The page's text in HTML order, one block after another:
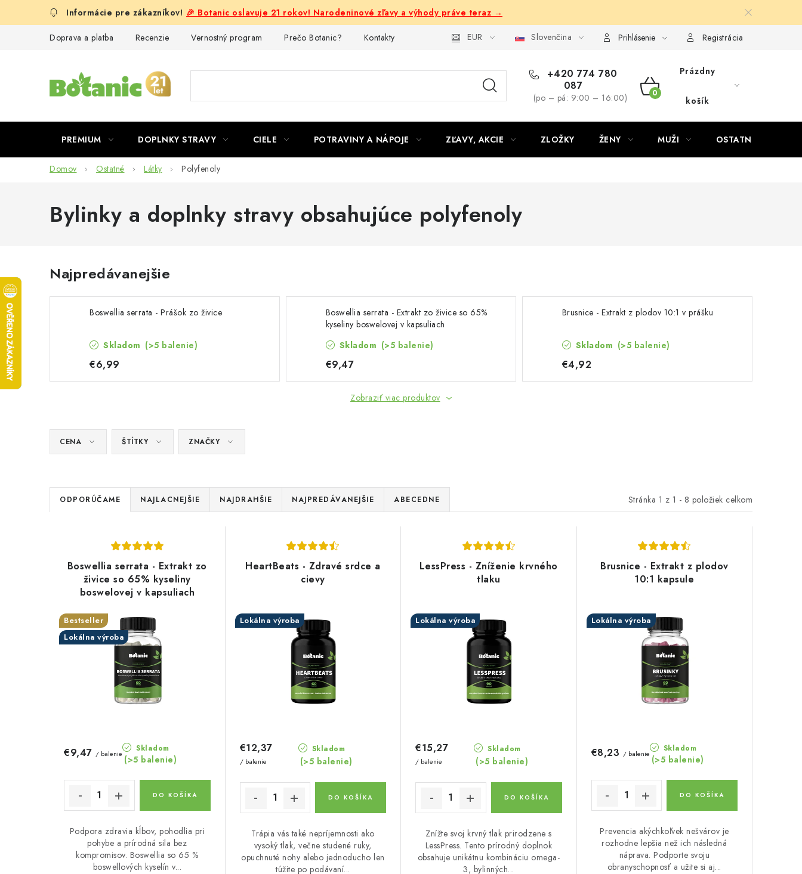
🎉 Botanic oslavuje 21 rokov! Narodeninové zľavy a výhody práve teraz →
Doprava a platba Recenzie Vernostný program Prečo Botanic? Kontakty EUR Slovenčina Prihlásenie Registrácia
+420 774 780
087
(po – pá: 9:00 – 16:00)
NÁKUPNÝ
Prázdny
košík
PREMIUM DOPLNKY STRAVY CIELE POTRAVINY A NÁPOJE ZĽAVY, AKCIE ZLOŽKY ŽENY MUŽI OSTATNÉ
Domov Ostatné Látky Polyfenoly
Bylinky a doplnky stravy obsahujúce polyfenoly
Najpredávanejšie
Boswellia serrata - Prášok zo živice
Skladom (>5 balenie)
€6,99
Boswellia serrata - Extrakt zo živice so 65%
kyseliny boswelovej v kapsuliach
Skladom (>5 balenie)
€9,47
Brusnice - Extrakt z plodov 10:1 v prášku
Skladom (>5 balenie)
€4,92
Zobraziť viac produktov
CENA ŠTÍTKY ZNAČKY
Stránka 1 z 1 - 8 položiek celkom
R
a
e
ODPORÚČAME NAJLACNEJŠIE NAJDRAHŠIE NAJPREDÁVANEJŠIE ABECEDNE
p
Boswellia serrata - Extrakt zo
živice so 65% kyseliny
boswelovej v kapsuliach
Bestseller
Lokálna výroba
Skladom
(>5 balenie)
€9,47 / balenie
DO KOŠÍKA
Podpora zdravia kĺbov, pohodlia pri
pohybe a prírodná sila bez
kompromisov. Boswellia so 65 %
boswellových kyselín v...
HeartBeats - Zdravé srdce a
cievy
Lokálna výroba
Skladom
(>5 balenie)
€12,37
/ balenie
DO KOŠÍKA
Trápia vás také nepríjemnosti ako
vysoký tlak, večne studené ruky,
opuchnuté nohy alebo jednoducho len
túžite po podávaní...
LessPress - Zníženie krvného
tlaku
Lokálna výroba
Skladom
(>5 balenie)
€15,27
/ balenie
DO KOŠÍKA
Znížte svoj krvný tlak prirodzene s
LessPress. Tento prírodný doplnok
obsahuje unikátnu kombináciu omega-
3, bylinných...
Brusnice - Extrakt z plodov
10:1 kapsule
Lokálna výroba
Skladom
(>5 balenie)
€8,23 / balenie
DO KOŠÍKA
Prevencia akýchkoľvek nešvárov je
rozhodne lepšia než ich následná
náprava. Podporte svoju
obranyschopnosť a užite si aj...